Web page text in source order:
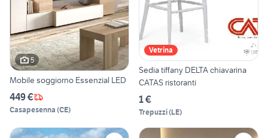
5
Mobile soggiorno Essenzial LED
449 €
Casapesenna (CE)
Vetrina
Sedia tiffany DELTA chiavarina
CATAS ristoranti
1 €
Trepuzzi(LE)